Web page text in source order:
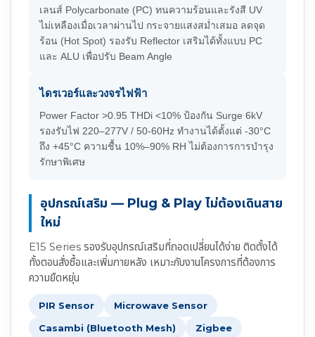
เลนส์ Polycarbonate (PC) ทนความร้อนและรังสี UV
ไม่เหลืองเมื่อเวลาผ่านไป กระจายแสงสม่ำเสมอ ลดจุด
ร้อน (Hot Spot) รองรับ Reflector เสริมได้ทั้งแบบ PC
และ ALU เพื่อปรับ Beam Angle
ไดรเวอร์และวงจรไฟฟ้า
Power Factor >0.95 THDi <10% ป้องกัน Surge 6kV
รองรับไฟ 220–277V / 50-60Hz ทำงานได้ตั้งแต่ -30°C
ถึง +45°C ความชื้น 10%–90% RH ไม่ต้องการการบำรุง
รักษาพิเศษ
อุปกรณ์เสริม — Plug & Play ไม่ต้องเดินสาย
ใหม่
E15 Series รองรับอุปกรณ์เสริมที่ถอดเปลี่ยนได้ง่าย ติดตั้งได้
ทั้งตอนสั่งซื้อและเพิ่มภายหลัง เหมาะกับงานโครงการที่ต้องการ
ความยืดหยุ่น
PIR Sensor
Microwave Sensor
Casambi (Bluetooth Mesh)
Zigbee